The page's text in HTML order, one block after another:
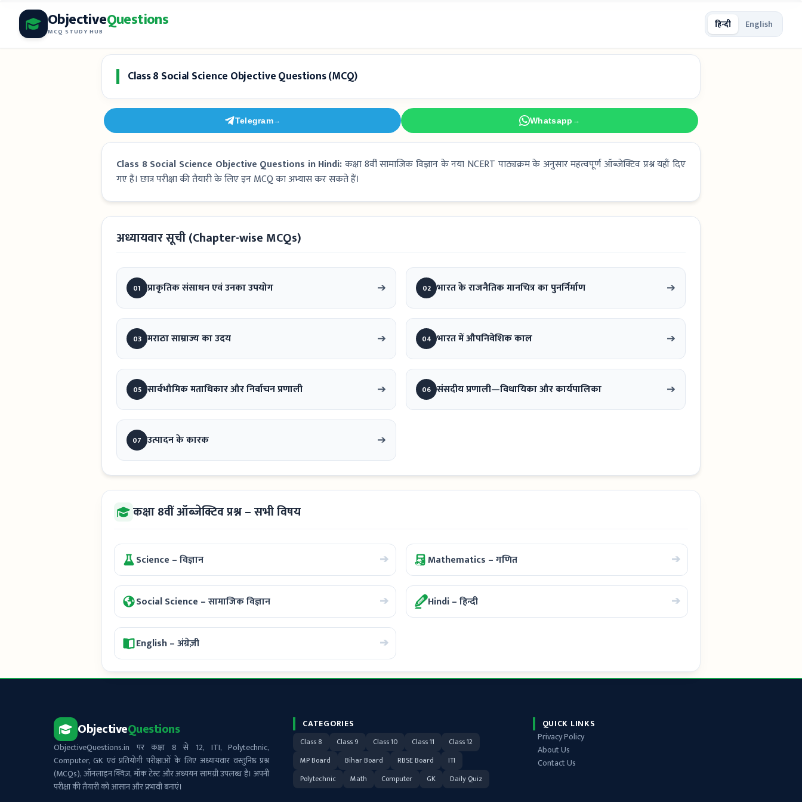
content
ObjectiveQuestions
MCQ STUDY HUB
हिन्दी English
Class 8 Social Science Objective Questions (MCQ)
Telegram→ Whatsapp →
Class 8 Social Science Objective Questions in Hindi:कक्षा 8वीं सामाजिक विज्ञान के नया NCERT पाठ्यक्रम के अनुसार महत्वपूर्ण ऑब्जेक्टिव प्रश्न यहाँ दिए
गए हैं। छात्र परीक्षा की तैयारी के लिए इन MCQ का अभ्यास कर सकते हैं।
अध्यायवार सूची (Chapter-wise MCQs)
01 प्राकृतिक संसाधन एवं उनका उपयोग ➔ 02 भारत के राजनैतिक मानचित्र का पुनर्निर्माण ➔
03 मराठा साम्राज्य का उदय ➔ 04 भारत में औपनिवेशिक काल ➔
05 सार्वभौमिक मताधिकार और निर्वाचन प्रणाली ➔ 06 संसदीय प्रणाली—विधायिका और कार्यपालिका ➔
07 उत्पादन के कारक ➔
कक्षा 8वीं ऑब्जेक्टिव प्रश्न – सभी विषय
Science – विज्ञान ➔ Mathematics – गणित ➔
Social Science – सामाजिक विज्ञान ➔ Hindi – हिन्दी ➔
English – अंग्रेज़ी ➔
ObjectiveQuestions
ObjectiveQuestions.in पर कक्षा 8 से 12, ITI, Polytechnic,
Computer, GK एवं प्रतियोगी परीक्षाओं के लिए अध्यायवार वस्तुनिष्ठ प्रश्न
(MCQs), ऑनलाइन क्विज़, मॉक टेस्ट और अध्ययन सामग्री उपलब्ध है। अपनी
परीक्षा की तैयारी को आसान और प्रभावी बनाएं।
CATEGORIES
Class 8 Class 9 Class 10 Class 11
Class 12
MP Board
Bihar Board RBSE Board
ITI
Polytechnic
Math Computer GK Daily Quiz
QUICK LINKS
Privacy Policy
About Us
Contact Us